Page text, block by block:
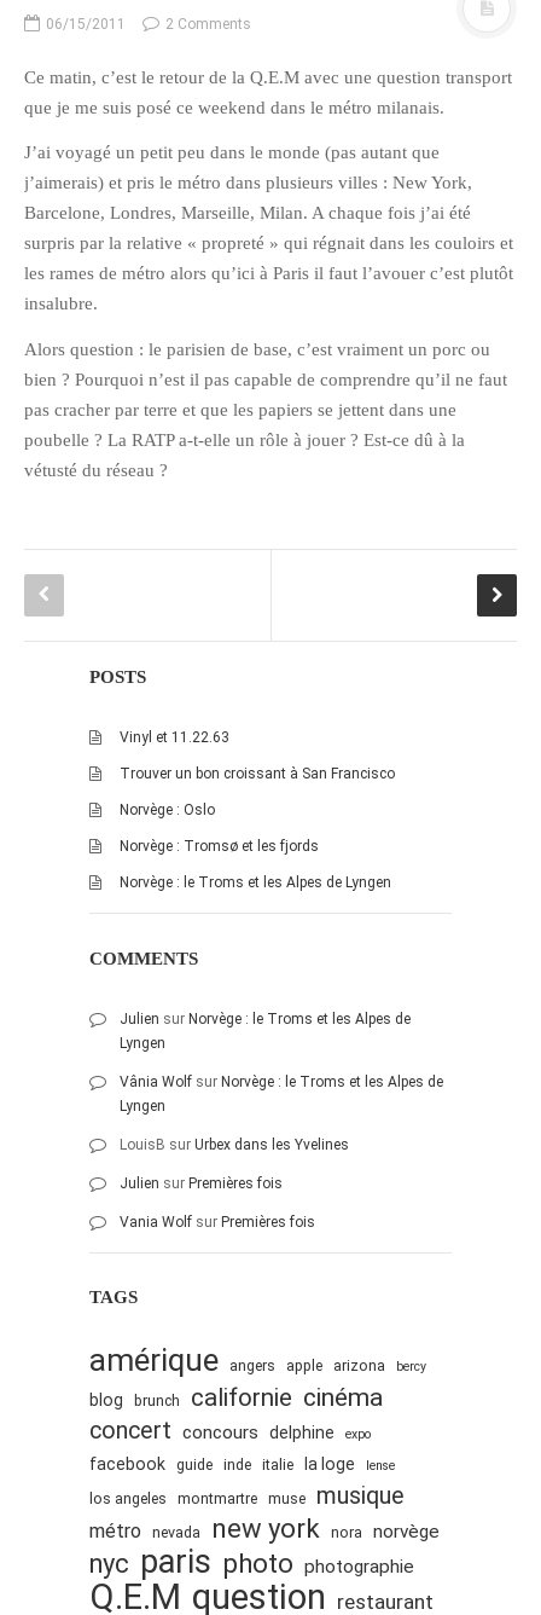
06/15/2011 2 Comments
Ce matin, c’est le retour de la Q.E.M avec une question transport
que je me suis posé ce weekend dans le métro milanais.
J’ai voyagé un petit peu dans le monde (pas autant que
j’aimerais) et pris le métro dans plusieurs villes : New York,
Barcelone, Londres, Marseille, Milan. A chaque fois j’ai été
surpris par la relative « propreté » qui régnait dans les couloirs et
les rames de métro alors qu’ici à Paris il faut l’avouer c’est plutôt
insalubre.
Alors question : le parisien de base, c’est vraiment un porc ou
bien ? Pourquoi n’est il pas capable de comprendre qu’il ne faut
pas cracher par terre et que les papiers se jettent dans une
poubelle ? La RATP a-t-elle un rôle à jouer ? Est-ce dû à la
vétusté du réseau ?
POSTS
Vinyl et 11.22.63
Trouver un bon croissant à San Francisco
Norvège : Oslo
Norvège : Tromsø et les fjords
Norvège : le Troms et les Alpes de Lyngen
COMMENTS
Julien sur Norvège : le Troms et les Alpes de
Lyngen
Vânia Wolf sur Norvège : le Troms et les Alpes de
Lyngen
LouisB sur Urbex dans les Yvelines
Julien sur Premières fois
Vania Wolf sur Premières fois
TAGS
amérique angers apple arizona bercy
blog brunch californie cinéma
concert concours delphine expo
facebook guide inde italie la loge lense
los angeles montmartre muse musique
métro nevada new york nora norvège
nyc paris photo photographie
Q.E.M question restaurant